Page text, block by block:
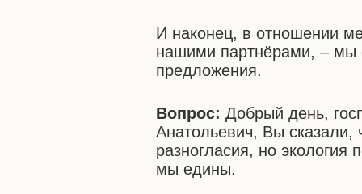
И наконец, в отношении
нашими партнёрами, – мы
предложения.
Вопрос: Добрый день,
Анатольевич, Вы сказали,
разногласия, но экология
мы едины.